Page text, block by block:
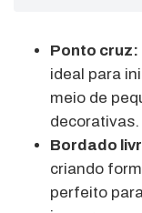
Ponto cruz:
ideal para
meio de
decorativas.
Bordado
criando
perfeito